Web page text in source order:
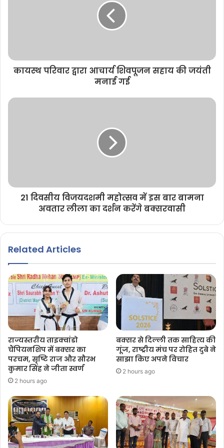
कायस्थ परिवार द्वारा आचार्य शिवपूजन सहाय की जयंती
मनाई गई
21 दिवसीय विजयदशमी महोत्सव में इस बार बामना
अवतार लीला का दर्शन करेंगे बक्सरवासी
Related Articles
राज्यस्तरीय ताइक्वांडो
चैंपियनशिप में बक्सर का
परचम, सृष्टि राज और सौरभ
कुमार सिंह ने जीता स्वर्ण
2 hours ago
बक्सर से दिल्ली तक साहित्य की
गूंज, राष्ट्रीय मंच पर रोहित दुबे ने
साझा किए अपने विचार
2 hours ago